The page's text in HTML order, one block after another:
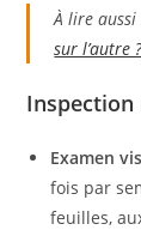
À lire aussi
sur l’autre
Examen
fois par
feuilles,